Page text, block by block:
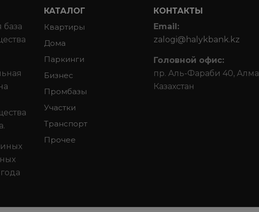
база
КАТАЛОГ
Квартиры
Дома
Паркинги
Бизнес
Промбазы
Участки
Транспорт
Прочее
КОНТАКТЫ
Email:
zalogi@halykbank.kz
Головной офис:
пр. Аль-Фараби 40,
Казахстан